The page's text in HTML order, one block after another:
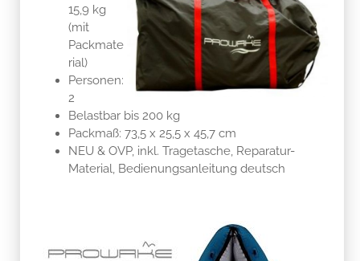
15,9 kg
(mit
Packmate
rial)
Personen:
2
Belastbar bis 200 kg
Packmaß: 73,5 x 25,5 x 45,7 cm
NEU & OVP, inkl. Tragetasche, Reparatur-
Material, Bedienungsanleitung deutsch